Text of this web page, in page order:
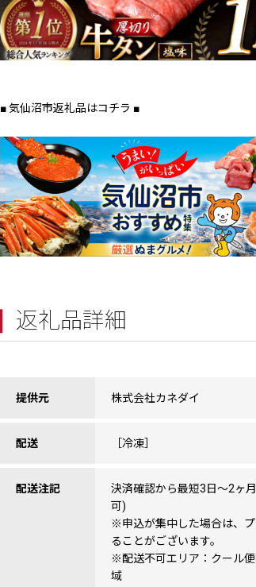
■ 気仙沼市返礼品はコチラ ■
返礼品詳細
提供元 株式会社カネダイ
配送 ［冷凍］
配送注記
決済確認から最短3日〜2ヶ
可)
※申込が集中した場合は、
ることがございます。
※配送不可エリア：クール
域